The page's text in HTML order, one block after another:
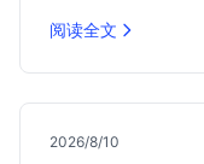
阅读全文
2026/8/10